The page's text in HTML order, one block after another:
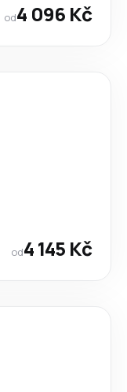
od4 096 Kč
od4 145 Kč